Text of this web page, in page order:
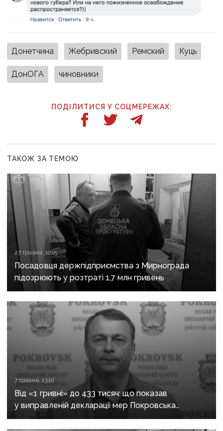
Донетчина Жебривский Ремский Куць
ДонОГА чиновники
ПОДІЛИТИСЯ У СОЦМЕРЕЖАХ:
ТАКОЖ ЗА ТЕМОЮ
27 травня, 10:15
Посадовця держпідприємства з Мирнограда
підозрюють у розтраті 1,7 млн гривень
7 травня, 13:10
Від «1 гривні» до 433 тисяч: що показав
у виправленій декларації мер Покровська
Требушкін